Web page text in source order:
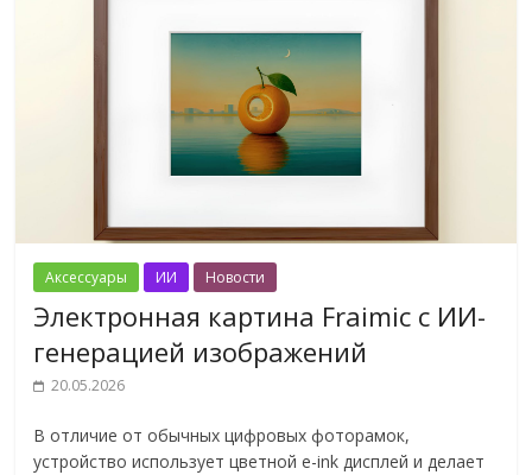
Аксессуары ИИ Новости
Электронная картина Fraimic с ИИ-
генерацией изображений
20.05.2026
В отличие от обычных цифровых фоторамок,
устройство использует цветной e-ink дисплей и делает